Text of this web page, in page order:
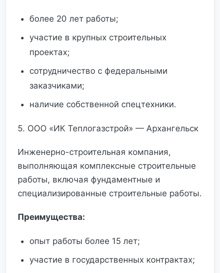
более 20 лет работы;
участие в крупных строительных
проектах;
сотрудничество с федеральными
заказчиками;
наличие собственной спецтехники.
5. ООО «ИК Теплогазстрой» — Архангельск
Инженерно-строительная компания,
выполняющая комплексные строительные
работы, включая фундаментные и
специализированные строительные работы.
Преимущества:
опыт работы более 15 лет;
участие в государственных контрактах;